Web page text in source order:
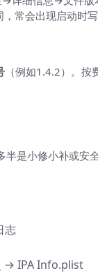
常会出现启动时写
（例如1.4.2）。按
是小修小补或安全
志
→ IPA Info.plist